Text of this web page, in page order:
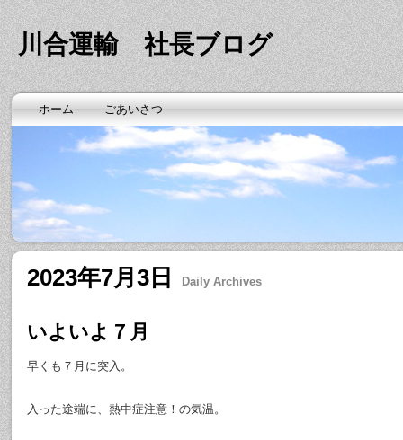
川合運輸 社長ブログ
ホーム ごあいさつ
2023年7月3日 Daily Archives
いよいよ７月
早くも７月に突入。
入った途端に、熱中症注意！の気温。